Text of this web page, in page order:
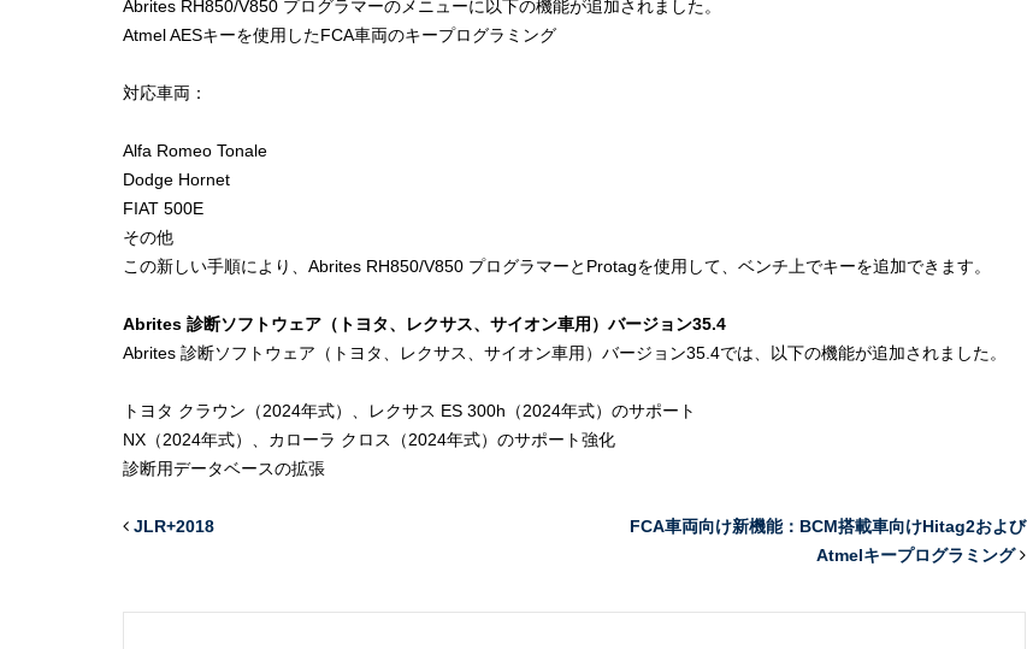
Abrites RH850/V850 プログラマーのメニューに以下の機能が追加されました。
Atmel AESキーを使用したFCA車両のキープログラミング
対応車両：
Alfa Romeo Tonale
Dodge Hornet
FIAT 500E
その他
この新しい手順により、Abrites RH850/V850 プログラマーとProtagを使用して、ベンチ上でキーを追加できます。
Abrites 診断ソフトウェア（トヨタ、レクサス、サイオン車用）バージョン35.4
Abrites 診断ソフトウェア（トヨタ、レクサス、サイオン車用）バージョン35.4では、以下の機能が追加されました。
トヨタ クラウン（2024年式）、レクサス ES 300h（2024年式）のサポート
NX（2024年式）、カローラ クロス（2024年式）のサポート強化
診断用データベースの拡張
JLR+2018
FCA車両向け新機能：BCM搭載車向けHitag2および
Atmelキープログラミング